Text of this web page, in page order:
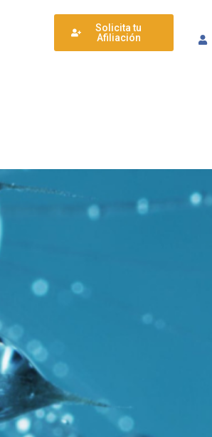
Solicita tu
Afiliación